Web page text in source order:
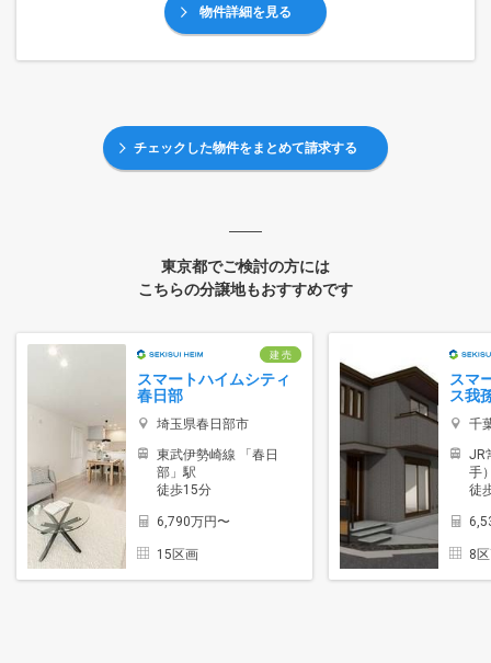
物件詳細を見る
チェックした物件をまとめて請求する
東京都でご検討の方には
こちらの分譲地もおすすめです
建 売
スマートハイムシティ
春日部
埼玉県春日部市
東武伊勢崎線 「春日
部」駅
徒歩15分
6,790万円〜
15区画
スマ
ス我
千
JR
手
徒
8